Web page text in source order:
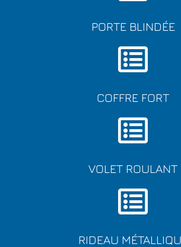
PORTE BLINDÉE
COFFRE FORT
VOLET ROULANT
RIDEAU